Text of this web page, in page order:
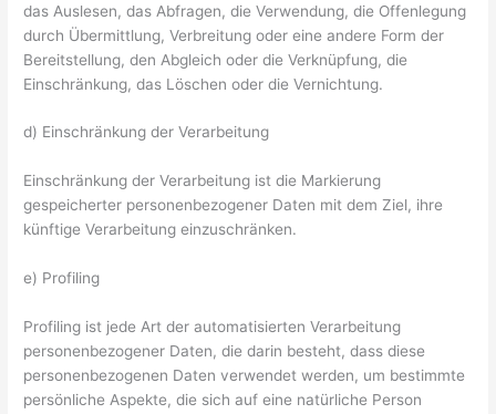
das Auslesen, das Abfragen, die Verwendung, die Offenlegung
durch Übermittlung, Verbreitung oder eine andere Form der
Bereitstellung, den Abgleich oder die Verknüpfung, die
Einschränkung, das Löschen oder die Vernichtung.
d) Einschränkung der Verarbeitung
Einschränkung der Verarbeitung ist die Markierung
gespeicherter personenbezogener Daten mit dem Ziel, ihre
künftige Verarbeitung einzuschränken.
e) Profiling
Profiling ist jede Art der automatisierten Verarbeitung
personenbezogener Daten, die darin besteht, dass diese
personenbezogenen Daten verwendet werden, um bestimmte
persönliche Aspekte, die sich auf eine natürliche Person